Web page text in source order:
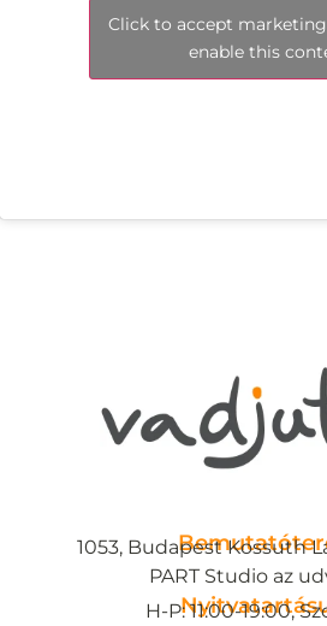
Click to accept
enable this
1053, Budapest Kossuth
PART Studio az
H-P: 11:00-19:00,